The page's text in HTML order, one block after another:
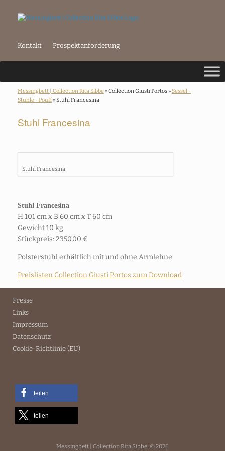
Kontakt Prospektanforderung
Messingbett | Collection Rita Sibbe» Collection Giusti Portos »Sessel -
Stühle - Pouff» Stuhl Francesina
Stuhl Francesina
Stuhl Francesina
Stuhl Francesina
H 101 cm x B 60 cm x T 60 cm
Gewicht 10 kg
Stückpreis: 2350,00 €
Polsterstuhl erhältlich mit und ohne Armlehne
Preislisten Collection Giusti Portos zum Download
Presse
Links
Impressum
Datenschutz
Cookie-Richtlinie (EU)
teilen
teilen
Messingbett | Collection Rita Sibbe, © 2026